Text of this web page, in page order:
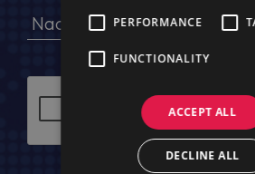
PERFORMANCE
FUNCTIONALITY
ACCEPT ALL
DECLINE ALL